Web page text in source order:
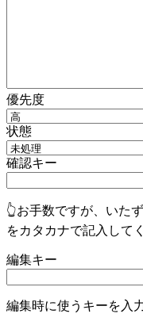
優先度
状態
確認キー
👆お手数ですが、いた
をカタカナで記入して
編集キー
編集時に使うキーを入